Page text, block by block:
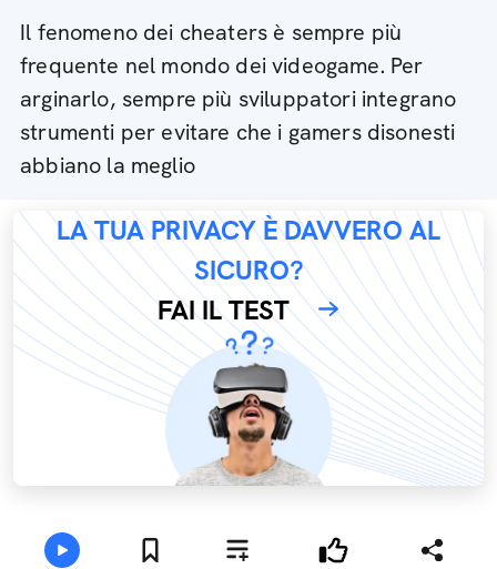
Il fenomeno dei cheaters è sempre più
frequente nel mondo dei videogame. Per
arginarlo, sempre più sviluppatori integrano
strumenti per evitare che i gamers disonesti
abbiano la meglio
LA TUA PRIVACY È DAVVERO AL
SICURO?
FAI IL TEST